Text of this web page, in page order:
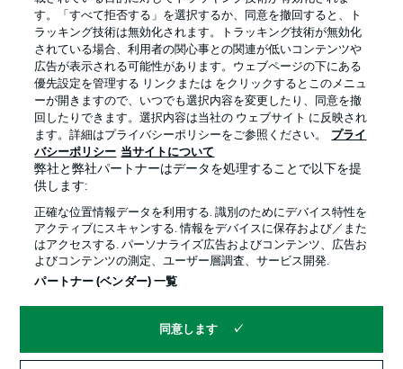
プライバシー・ポリシー 優先設定を管理する
利用条件 放送局
求人 選手
当サイトについて
© 2026 Bundesliga-Gruppe GmbH
言語をお選びください
す。「すべて拒否する」を選択するか、同意を撤回すると、ト
ラッキング技術は無効化されます。トラッキング技術が無効化
されている場合、利用者の関心事との関連が低いコンテンツや
広告が表示される可能性があります。ウェブページの下にある
優先設定を管理する リンクまたは をクリックするとこのメニュ
ーが開きますので、いつでも選択内容を変更したり、同意を撤
回したりできます。選択内容は当社の ウェブサイト に反映され
ます。詳細はプライバシーポリシーをご参照ください。
プライ
バシーポリシー 当サイトについて
弊社と弊社パートナーはデータを処理することで以下を提
供します:
正確な位置情報データを利用する. 識別のためにデバイス特性を
アクティブにスキャンする. 情報をデバイスに保存および／また
はアクセスする. パーソナライズ広告およびコンテンツ、広告お
よびコンテンツの測定、ユーザー層調査、サービス開発.
パートナー (ベンダー) 一覧
同意します